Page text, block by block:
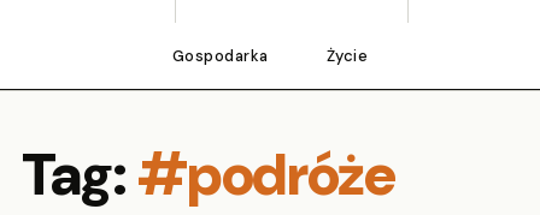
Gospodarka Życie
Tag:#podróże